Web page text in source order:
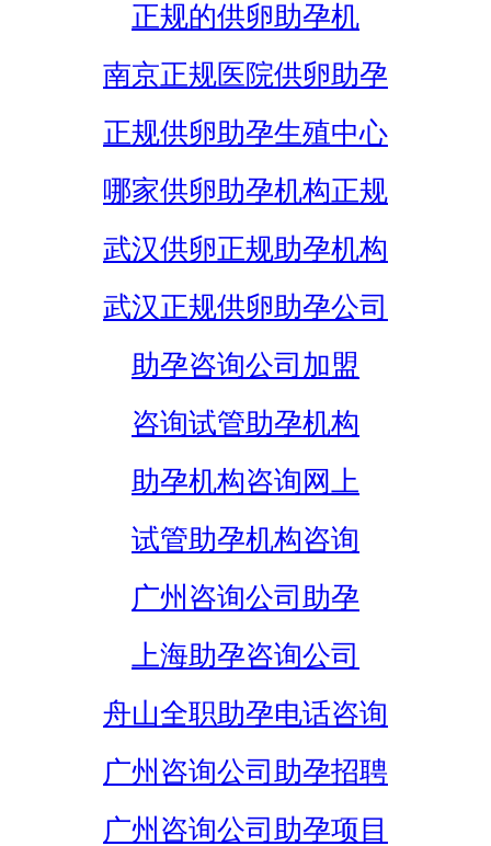
正规的供卵助孕机
南京正规医院供卵助孕
正规供卵助孕生殖中心
哪家供卵助孕机构正规
武汉供卵正规助孕机构
武汉正规供卵助孕公司
助孕咨询公司加盟
咨询试管助孕机构
助孕机构咨询网上
试管助孕机构咨询
广州咨询公司助孕
上海助孕咨询公司
舟山全职助孕电话咨询
广州咨询公司助孕招聘
广州咨询公司助孕项目